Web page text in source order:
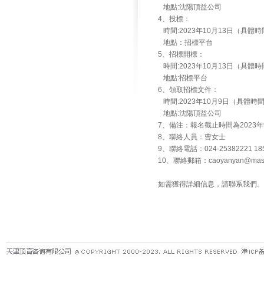
地點:沈陽頂益公司
4、投標：
時間:2023年10月13日（具體時
地點：招標平台
5、招標開標：
時間:2023年10月13日（具體時
地點:招標平台
6、領取招標文件：
時間:2023年10月9日（具體時
地點:沈陽頂益公司
7、備注：報名截止時間為2023
8、聯絡人員：曹女士
9、聯絡電話：024-25382221
10、聯絡郵箱：
如需獲得詳細信息，請聯系我們。